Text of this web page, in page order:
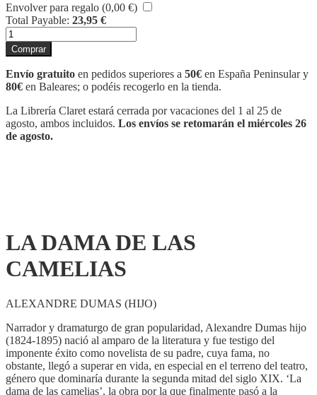
Envolver para regalo (0,00 €)
Total Payable: 23,95 €
LA
DAMA
DE
LAS
CAMELIAS
Comprar
Envío gratuito en pedidos superiores a 50€ en España Peninsular y
80€ en Baleares; o podéis recogerlo en la tienda.
La Librería Claret estará cerrada por vacaciones del 1 al 25 de
agosto, ambos incluidos. Los envíos se retomarán el miércoles 26
de agosto.
LA DAMA DE LAS
CAMELIAS
ALEXANDRE DUMAS (HIJO)
Narrador y dramaturgo de gran popularidad, Alexandre Dumas hijo
(1824-1895) nació al amparo de la literatura y fue testigo del
imponente éxito como novelista de su padre, cuya fama, no
obstante, llegó a superar en vida, en especial en el terreno del teatro,
género que dominaría durante la segunda mitad del siglo XIX. ‘La
dama de las camelias’, la obra por la que finalmente pasó a la